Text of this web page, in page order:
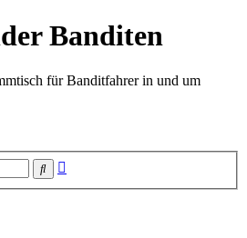
Banditen
für Banditfahrer in und um
Suche